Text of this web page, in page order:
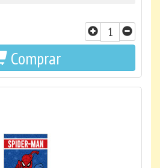
Comprar